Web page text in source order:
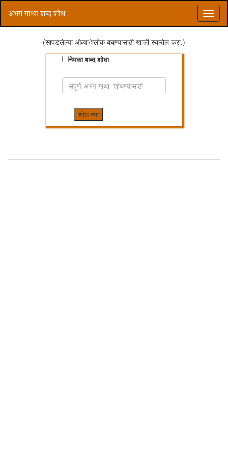
अभंग गाथा शब्द शोध
(सापडलेल्या ओव्या/श्लोक बघण्यासाठी खाली स्क्रोल करा.)
नेमका शब्द शोधा
शोध घ्या